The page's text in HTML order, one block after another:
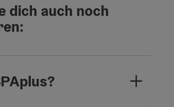
dich auch noch